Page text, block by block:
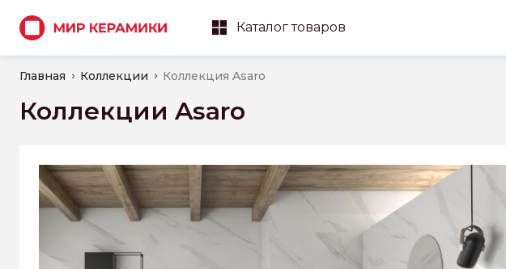
Каталог товаров
Главная Коллекции Коллекция Asaro
Коллекции Asaro